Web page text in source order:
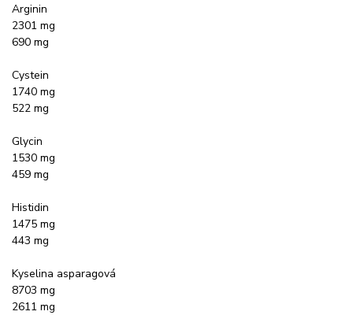
Arginin
2301 mg
690 mg
Cystein
1740 mg
522 mg
Glycin
1530 mg
459 mg
Histidin
1475 mg
443 mg
Kyselina asparagová
8703 mg
2611 mg